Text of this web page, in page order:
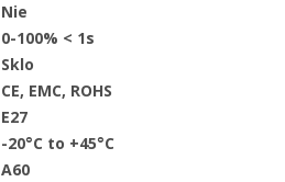
Nie
0-100% < 1s
Sklo
CE, EMC, ROHS
E27
-20°C to +45°C
A60